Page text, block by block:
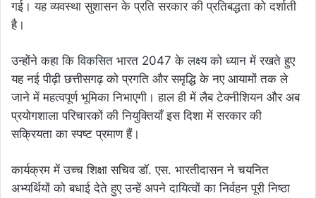
गई। यह व्यवस्था सुशासन के प्रति सरकार की प्रतिबद्धता को दर्शाती
है।
उन्होंने कहा कि विकसित भारत 2047 के लक्ष्य को ध्यान में रखते हुए
यह नई पीढ़ी छत्तीसगढ़ को प्रगति और समृद्धि के नए आयामों तक ले
जाने में महत्वपूर्ण भूमिका निभाएगी। हाल ही में लैब टेक्नीशियन और अब
प्रयोगशाला परिचारकों की नियुक्तियाँ इस दिशा में सरकार की
सक्रियता का स्पष्ट प्रमाण हैं।
कार्यक्रम में उच्च शिक्षा सचिव डॉ. एस. भारतीदासन ने चयनित
अभ्यर्थियों को बधाई देते हुए उन्हें अपने दायित्वों का निर्वहन पूरी निष्ठा